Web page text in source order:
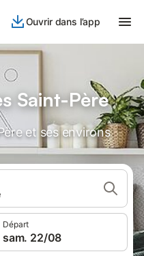
Ouvrir dans l’app
Saint-Père
et ses environs
Départ
sam. 22/08